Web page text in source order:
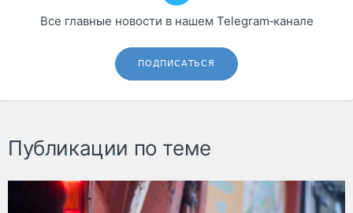
Все главные новости в нашем Telegram‑канале
ПОДПИСАТЬСЯ
Публикации по теме